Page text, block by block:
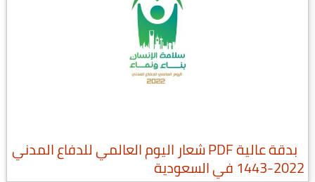
بدقة عالية PDF شعار اليوم العالمي للدفاع المدني
2022-1443 في السعودية